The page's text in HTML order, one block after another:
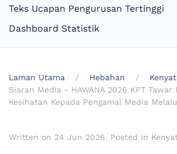
Teks Ucapan Pengurusan Tertinggi
Dashboard Statistik
Laman Utama Hebahan
Siaran Media - HAWANA 2026 KPT Tawar
Kesihatan Kepada Pengamal Media
Written on 24 Jun 2026. Posted in